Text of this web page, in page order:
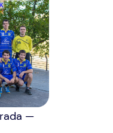
—